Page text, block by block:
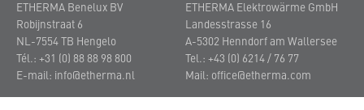
ETHERMA Benelux BV
Robijnstraat 6
NL-7554 TB Hengelo
Tél.: +31 (0) 88 88 98 800
E-mail: info@etherma.nl
ETHERMA Elektrowärme GmbH
Landesstrasse 16
A-5302 Henndorf am Wallersee
Tel.: +43 (0) 6214 / 76 77
Mail: office@etherma.com